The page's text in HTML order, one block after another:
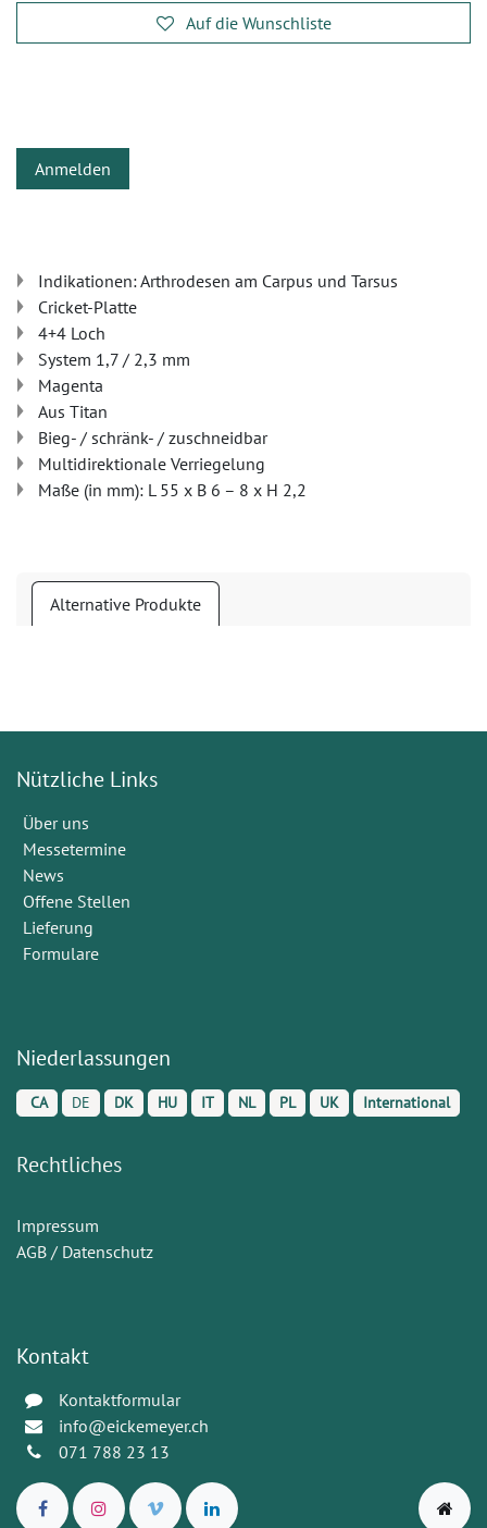
Auf die Wunschliste
Anmelden
Indikationen: Arthrodesen am Carpus und Tarsus
Cricket-Platte
4+4 Loch
System 1,7 / 2,3 mm
Magenta
Aus Titan
Bieg- / schränk- / zuschneidbar
Multidirektionale Verriegelung
Maße (in mm): L 55 x B 6 – 8 x H 2,2
Alternative Produkte
Nützliche Links
Über uns
Messetermine
News
Offene Stellen
Lieferung
Formulare
Niederlassungen
CA DE DK HU IT NL PL UK International
Rechtliches
Impressum
AGB / Datenschutz
Kontakt
Kontaktformular
info@eickemeyer.ch
071 788 23 13